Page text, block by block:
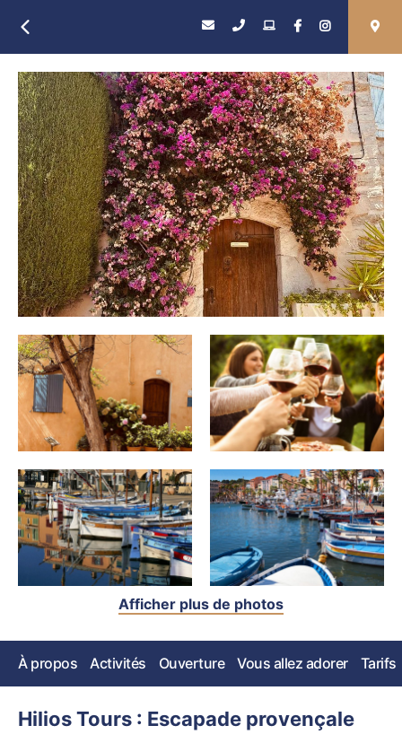
Afficher plus de photos
À propos Activités Ouverture Vous allez adorer Tarifs
Hilios Tours : Escapade provençale